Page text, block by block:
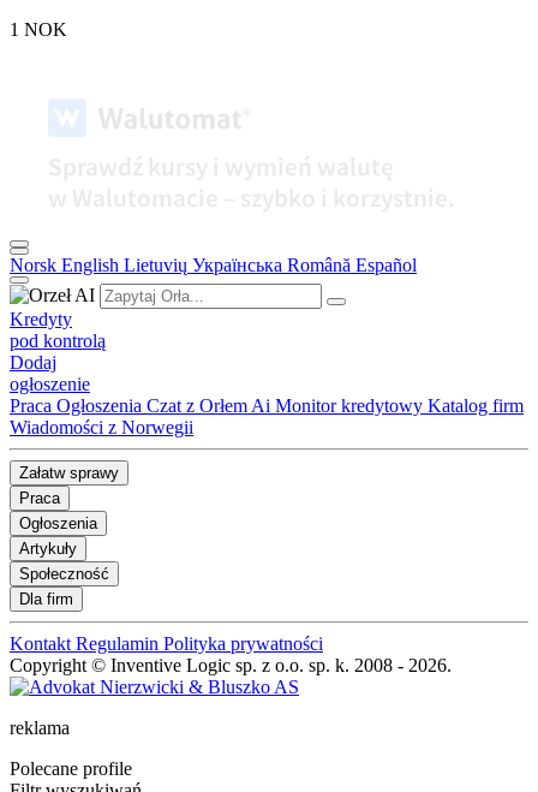
1 NOK
Norsk English Lietuvių Українська Română Español
Kredyty
pod kontrolą
Dodaj
ogłoszenie
Praca Ogłoszenia Czat z Orłem Ai Monitor kredytowy Katalog firm
Wiadomości z Norwegii
Załatw sprawy
Praca
Ogłoszenia
Artykuły
Społeczność
Dla firm
Kontakt Regulamin Polityka prywatności
Copyright © Inventive Logic sp. z o.o. sp. k. 2008 - 2026.
reklama
Polecane profile